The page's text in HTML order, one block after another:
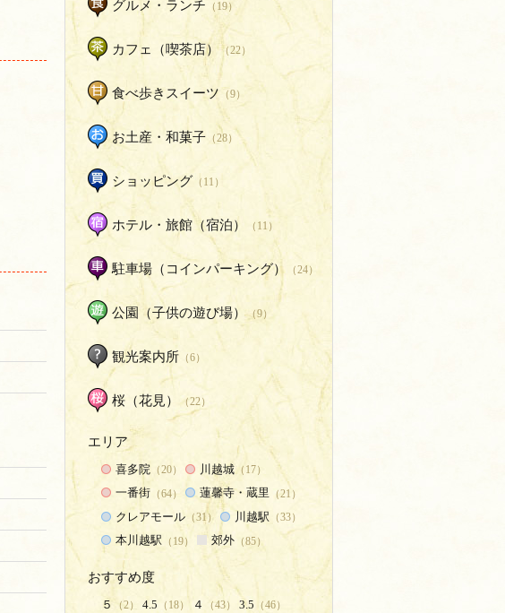
グルメ・ランチ （19）
カフェ（喫茶店） （22）
食べ歩きスイーツ （9）
お土産・和菓子 （28）
ショッピング （11）
ホテル・旅館（宿泊） （11）
駐車場（コインパーキング） （24）
公園（子供の遊び場）（9）
観光案内所 （6）
桜（花見） （22）
エリア
喜多院 （20） 川越城（17）
一番街 （64） 蓮馨寺・蔵里 （21）
クレアモール （31） 川越駅 （33）
本川越駅 （19） 郊外 （85）
おすすめ度
５ （2） 4.5 （18） ４ （43） 3.5 （46）